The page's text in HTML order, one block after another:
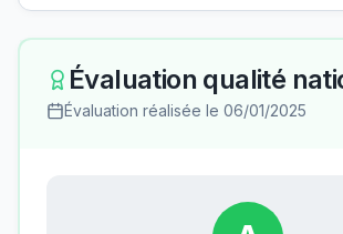
Évaluation qualité
Évaluation réalisée le 06/01/2025